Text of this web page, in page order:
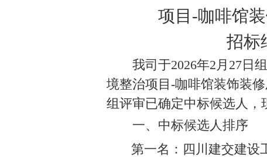
项目 -咖啡馆
招标
我司于2026年2 月 27日
境整治项目-咖啡馆装饰装
组评审已确定中标候选人，
一、中标候选人排序
第一名 ： 四川建交建设